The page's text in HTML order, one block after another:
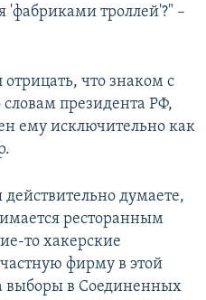
'фабриками троллей'?" –
что знаком с
президента РФ,
ему исключительно как
действительно думаете,
ресторанным
то хакерские
фирму в этой
выборы в Соединенных